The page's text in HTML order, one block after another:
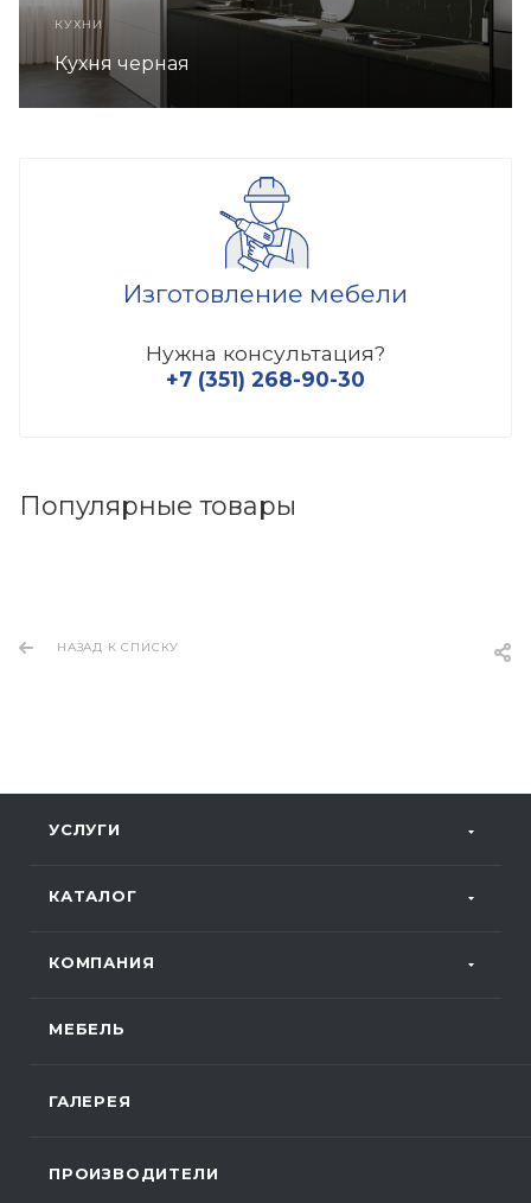
КУХНИ
Кухня серая в стиле ЛОФТ
Изготовление мебели
Нужна консультация?
+7 (351) 268-90-30
Популярные товары
НАЗАД К СПИСКУ
УСЛУГИ
КАТАЛОГ
КОМПАНИЯ
МЕБЕЛЬ
ГАЛЕРЕЯ
ПРОИЗВОДИТЕЛИ